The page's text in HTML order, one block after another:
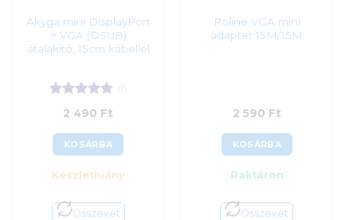
Akyga mini DisplayPort
> VGA (DSUB)
átalakító, 15cm kábellel
Értékelés:5
/ 52 490 Ft
KOSÁRBA
Készlethiány
Összevet
Roline VGA mini
adapter 15M/15M
2 590 Ft
KOSÁRBA
Raktáron
Összevet